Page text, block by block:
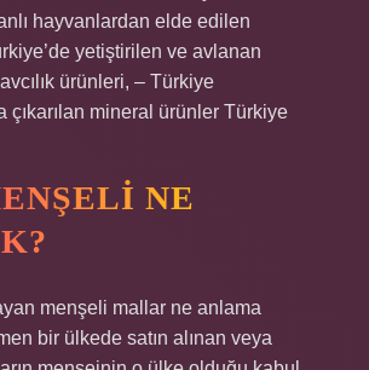
hayvanlardan elde edilen
yetiştirilen ve avlanan
avcılık ürünleri, – Türkiye
çıkarılan mineral ürünler Türkiye
NE
menşeli mallar ne anlama
bir ülkede satın alınan veya